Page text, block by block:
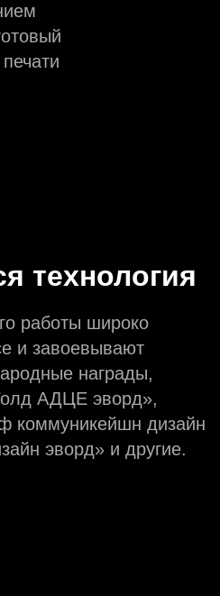
технология
работы широко
и завоевывают
награды,
АДЦЕ эворд»,
коммуникейшн дизайн
эворд» и другие.